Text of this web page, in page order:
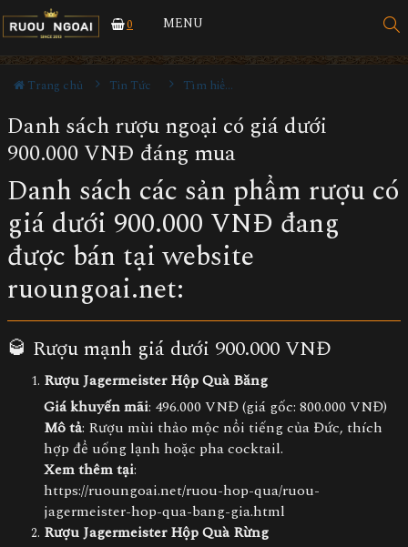
0 MENU
Trang chủ Tin Tức Tìm hiểu về rượu
Danh sách rượu ngoại có giá dưới
900.000 VNĐ đáng mua
Danh sách các sản phẩm rượu có
giá dưới 900.000 VNĐ đang
được bán tại website
ruoungoai.net:
🥃 Rượu mạnh giá dưới 900.000 VNĐ
Rượu Jagermeister Hộp Quà Băng
Giá khuyến mãi: 496.000 VNĐ (giá gốc: 800.000 VNĐ)
Mô tả: Rượu mùi thảo mộc nổi tiếng của Đức, thích
hợp để uống lạnh hoặc pha cocktail.
Xem thêm tại:
https://ruoungoai.net/ruou-hop-qua/ruou-
jagermeister-hop-qua-bang-gia.html
Rượu Jagermeister Hộp Quà Rừng